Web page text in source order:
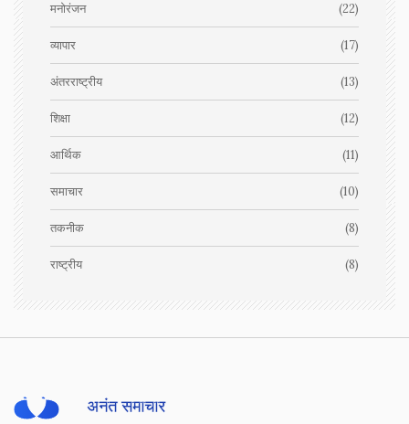
मनोरंजन (22)
व्यापार (17)
अंतरराष्ट्रीय (13)
शिक्षा (12)
आर्थिक (11)
समाचार (10)
तकनीक (8)
राष्ट्रीय (8)